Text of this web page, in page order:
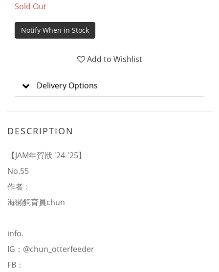
Sold Out
Notify When in Stock
Add to Wishlist
Delivery Options
DESCRIPTION
【JAM年賀狀 '24-'25】
No.55
作者：
海獺飼育員chun
info.
IG： @chun_otterfeeder
FB：